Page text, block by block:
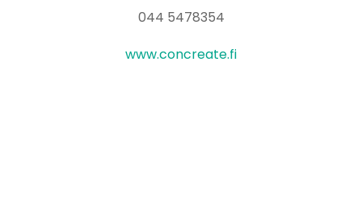
044 5478354
www.concreate.fi